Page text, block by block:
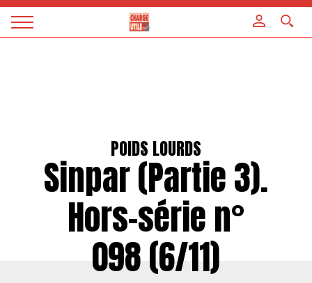
Magazine
POIDS LOURDS
Sinpar (Partie 3).
Hors-série n°
098 (6/11)
Panneau de gestion des cookies